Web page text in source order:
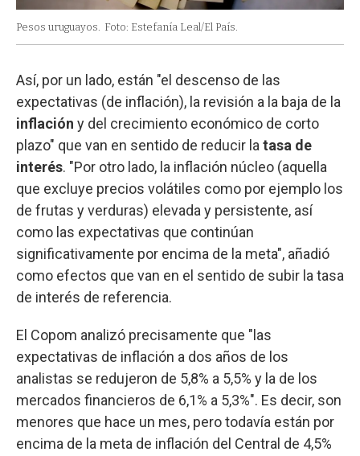
Pesos uruguayos. Foto: Estefanía Leal/El País.
Así, por un lado, están "el descenso de las
expectativas (de inflación), la revisión a la baja de la
inflación y del crecimiento económico de corto
plazo" que van en sentido de reducir latasa de
interés. "Por otro lado, la inflación núcleo (aquella
que excluye precios volátiles como por ejemplo los
de frutas y verduras) elevada y persistente, así
como las expectativas que continúan
significativamente por encima de la meta", añadió
como efectos que van en el sentido de subir la tasa
de interés de referencia.
El Copom analizó precisamente que "las
expectativas de inflación a dos años de los
analistas se redujeron de 5,8% a 5,5% y la de los
mercados financieros de 6,1% a 5,3%". Es decir, son
menores que hace un mes, pero todavía están por
encima de la meta de inflación del Central de 4,5%